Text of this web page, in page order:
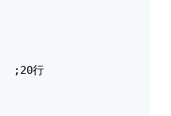
	mul byte ptr num	;20行